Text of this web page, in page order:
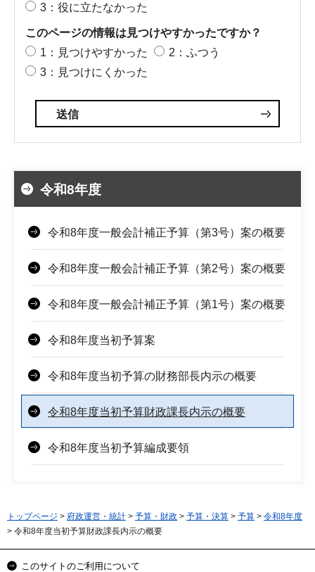
3：役に立たなかった
このページの情報は見つけやすかったですか？
1：見つけやすかった
2：ふつう
3：見つけにくかった
令和8年度
令和8年度一般会計補正予算（第3号）案の概要
令和8年度一般会計補正予算（第2号）案の概要
令和8年度一般会計補正予算（第1号）案の概要
令和8年度当初予算案
令和8年度当初予算の財務部長内示の概要
令和8年度当初予算財政課長内示の概要
令和8年度当初予算編成要領
トップページ > 府政運営・統計 > 予算・財政 > 予算・決算 > 予算 > 令和8年度
> 令和8年度当初予算財政課長内示の概要
このサイトのご利用について